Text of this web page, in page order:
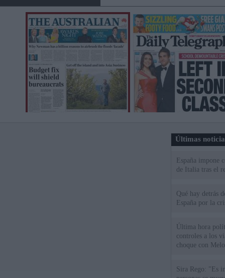
Últimas
España impone
de Italia tras el
Qué hay detrás
España por la
Última hora
controles a los
choque con
Sira Rego: "Es